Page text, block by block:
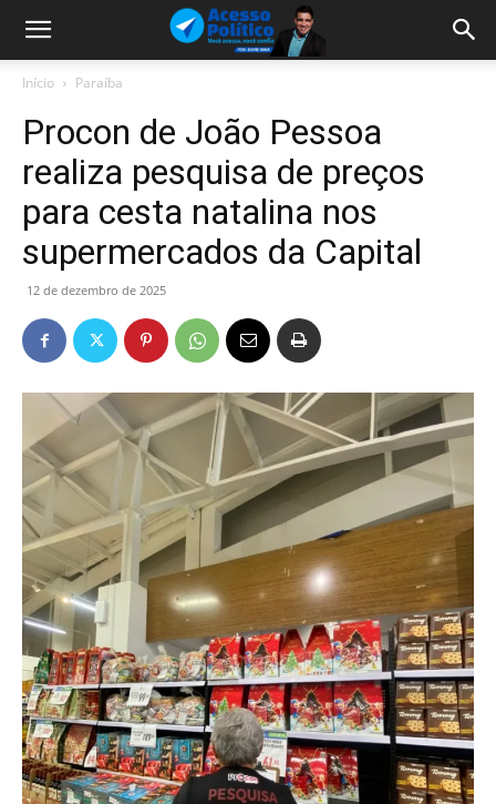
Início Paraíba
Procon de João Pessoa
realiza pesquisa de preços
para cesta natalina nos
supermercados da Capital
12 de dezembro de 2025